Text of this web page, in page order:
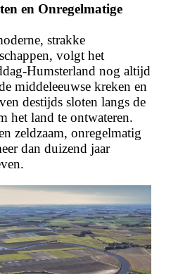
en Onregelmatige
strakke
volgt het
Humsterland nog altijd
middeleeuwse kreken en
destijds sloten langs de
het land te ontwateren.
zeldzaam, onregelmatig
dan duizend jaar